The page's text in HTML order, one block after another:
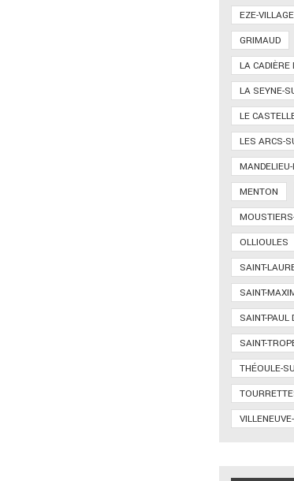
EZE-VILLAGE
GRIMAUD
LA CADIÈRE
LA SEYNE-
LE
LES ARCS-
MENTON
OLLIOULES
SAINT-
SAINT-
SAINT-PAUL
SAINT-
THÉOULE-